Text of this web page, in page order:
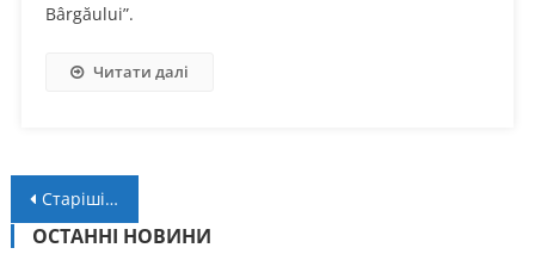
Bârgăului”.
Читати далі
Навігація
за
Старіші записи
ОСТАННІ НОВИНИ